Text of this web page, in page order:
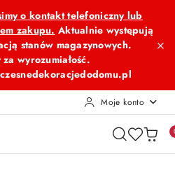
o kontakt telefoniczny lub
zakupu. Aktualnie występują
stanów magazynowych.
wyrozumiałość.
Moje konto